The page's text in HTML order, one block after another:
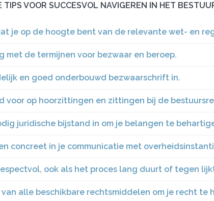
TIPS VOOR SUCCESVOL NAVIGEREN IN HET
je op de hoogte bent van de relevante wet- en
met de termijnen voor bezwaar en beroep.
en goed onderbouwd bezwaarschrift in.
voor op hoorzittingen en zittingen bij de
juridische bijstand in om je belangen te
concreet in je communicatie met
ook als het proces lang duurt of tegen
van alle beschikbare rechtsmiddelen om je recht te